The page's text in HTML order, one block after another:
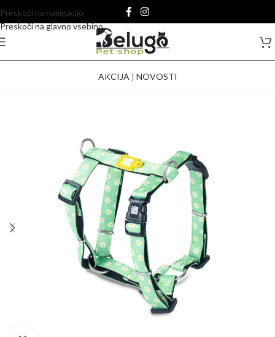
Preskoči na navigacijo
Preskoči na glavno vsebino
AKCIJA | NOVOSTI